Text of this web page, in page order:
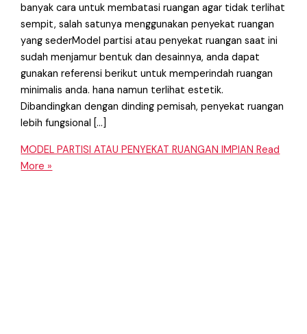
banyak cara untuk membatasi ruangan agar tidak terlihat
sempit, salah satunya menggunakan penyekat ruangan
yang sederModel partisi atau penyekat ruangan saat ini
sudah menjamur bentuk dan desainnya, anda dapat
gunakan referensi berikut untuk memperindah ruangan
minimalis anda. hana namun terlihat estetik.
Dibandingkan dengan dinding pemisah, penyekat ruangan
lebih fungsional […]
MODEL PARTISI ATAU PENYEKAT RUANGAN IMPIAN Read
More »